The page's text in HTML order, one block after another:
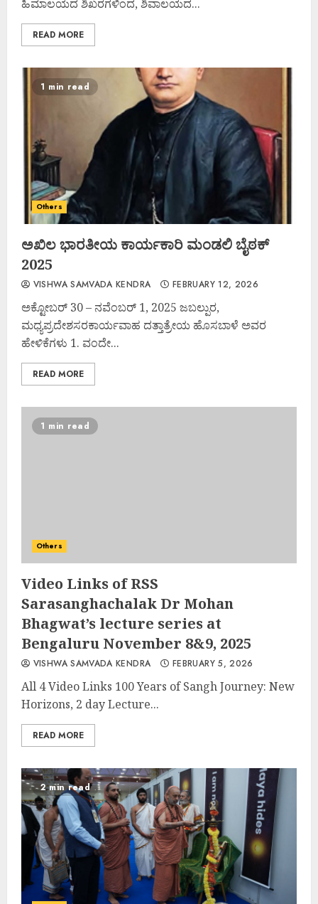
ಹಿಮಾಲಯದ ಶಿಖರಗಳಿಂದ, ಶಿವಾಲಯದ...
READ MORE
1 min read
Others
ಅಖಿಲ ಭಾರತೀಯ ಕಾರ್ಯಕಾರಿ ಮಂಡಲಿ ಬೈಠಕ್
2025
VISHWA SAMVADA KENDRA FEBRUARY 12, 2026
ಅಕ್ಟೋಬರ್ 30 – ನವೆಂಬರ್ 1, 2025 ಜಬಲ್ಪುರ,
ಮಧ್ಯಪ್ರದೇಶಸರಕಾರ್ಯವಾಹ ದತ್ತಾತ್ರೇಯ ಹೊಸಬಾಳೆ ಅವರ
ಹೇಳಿಕೆಗಳು 1. ವಂದೇ...
READ MORE
1 min read
Others
Video Links of RSS
Sarasanghachalak Dr Mohan
Bhagwat’s lecture series at
Bengaluru November 8&9, 2025
VISHWA SAMVADA KENDRA FEBRUARY 5, 2026
All 4 Video Links 100 Years of Sangh Journey: New
Horizons, 2 day Lecture...
READ MORE
2 min read